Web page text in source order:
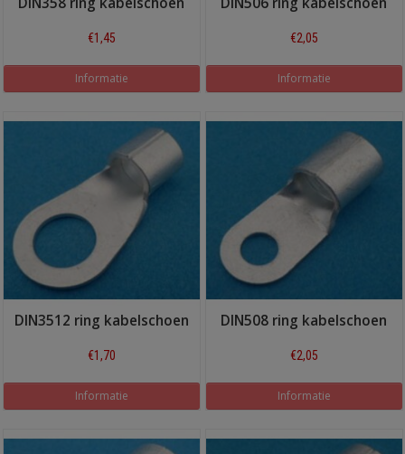
€1,45
Informatie
€2,05
Informatie
DIN3512 ring kabelschoen
€1,70
Informatie
DIN508 ring kabelschoen
€2,05
Informatie